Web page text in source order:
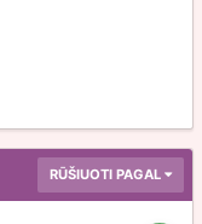
RŪŠIUOTI PAGAL